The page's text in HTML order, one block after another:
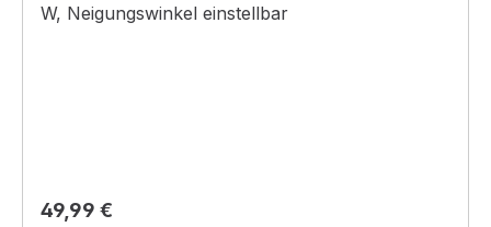
W, Neigungswinkel einstellbar
Regulärer Preis:
49,99 €